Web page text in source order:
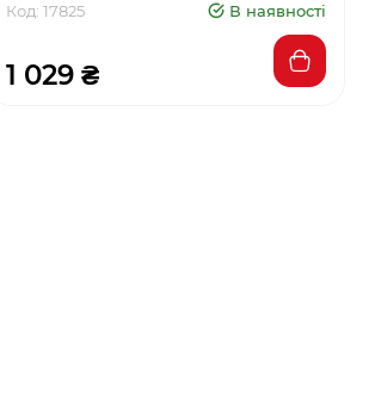
Код: 17825 В наявності
1 029 ₴